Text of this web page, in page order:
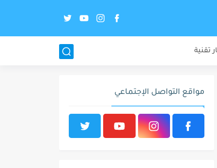
تقنية
مواقع التواصل الإجتماعي